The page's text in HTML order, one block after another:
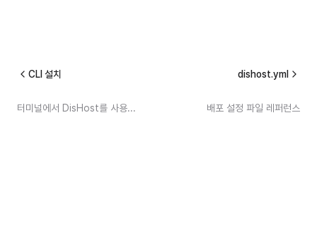
CLI 설치
터미널에서 DisHost를 사용하는 방법을 처음부터 알려드립니다
dishost.yml
배포 설정 파일 레퍼런스